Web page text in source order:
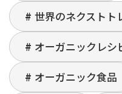
世界のネクストト
オーガニックレシ
オーガニック食品